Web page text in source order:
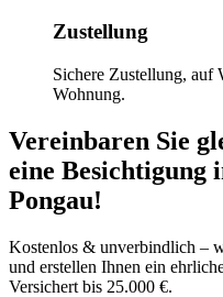
Zustellung
Sichere Zustellung, auf
Wohnung.
Vereinbaren Sie
eine Besichtigung
Pongau!
Kostenlos & unverbindlich –
und erstellen Ihnen ein
Versichert bis 25.000 €.